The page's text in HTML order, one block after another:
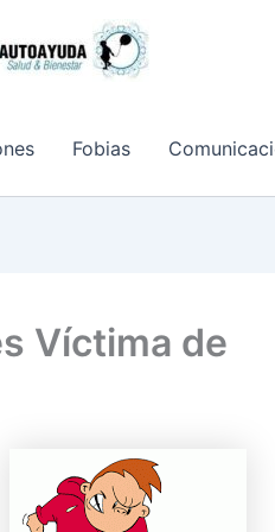
Fobias
Víctima de